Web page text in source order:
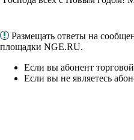
Размещать ответы на
площадки NGE.RU.
Если вы абонент
Если вы не являетесь